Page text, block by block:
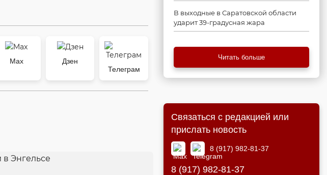
Max
Дзен
Телеграм
В выходные в Саратовской области
ударит 39-градусная жара
Читать больше
Связаться с редакцией или
прислать новость
8 (917) 982-81-37
8 (917) 982-81-37